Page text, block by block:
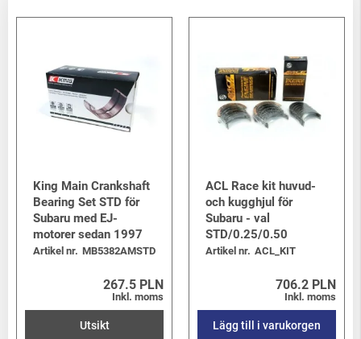
King Main Crankshaft
Bearing Set STD för
Subaru med EJ-
motorer sedan 1997
Artikel nr. MB5382AMSTD
267.5 PLN
Inkl. moms
Utsikt
ACL Race kit huvud-
och kugghjul för
Subaru - val
STD/0.25/0.50
Artikel nr. ACL_KIT
706.2 PLN
Inkl. moms
Lägg till i varukorgen